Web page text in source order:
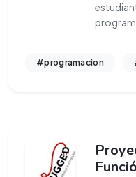
#programacion